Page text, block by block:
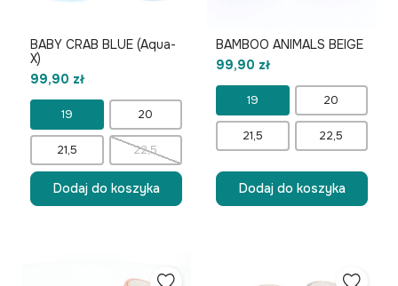
BABY CRAB BLUE (Aqua-
X)
99,90 zł
19 20
21,5 22,5
Dodaj do koszyka
BAMBOO ANIMALS BEIGE
99,90 zł
19 20
21,5 22,5
Dodaj do koszyka